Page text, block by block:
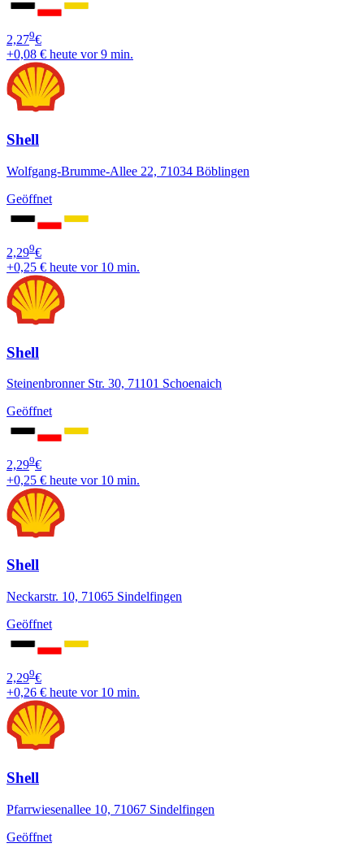
2,279€
+0,08 € heute vor 9 min.
Shell
Wolfgang-Brumme-Allee 22, 71034 Böblingen
Geöffnet
2,299€
+0,25 € heute vor 10 min.
Shell
Steinenbronner Str. 30, 71101 Schoenaich
Geöffnet
2,299€
+0,25 € heute vor 10 min.
Shell
Neckarstr. 10, 71065 Sindelfingen
Geöffnet
2,299€
+0,26 € heute vor 10 min.
Shell
Pfarrwiesenallee 10, 71067 Sindelfingen
Geöffnet